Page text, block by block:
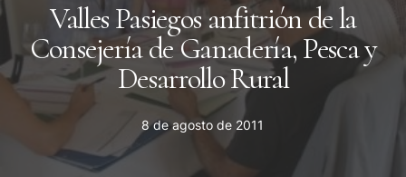
Valles Pasiegos anfitrión de la
Consejería de Ganadería, Pesca y
Desarrollo Rural
8 de agosto de 2011